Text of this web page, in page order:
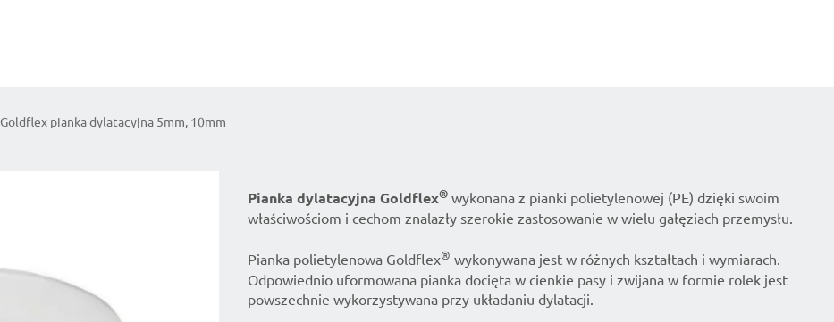
Goldflex pianka dylatacyjna 5mm, 10mm
Pianka dylatacyjna Goldflex® wykonana z pianki polietylenowej (PE) dzięki swoim
właściwościom i cechom znalazły szerokie zastosowanie w wielu gałęziach przemysłu.
Pianka polietylenowa Goldflex® wykonywana jest w różnych kształtach i wymiarach.
Odpowiednio uformowana pianka docięta w cienkie pasy i zwijana w formie rolek jest
powszechnie wykorzystywana przy układaniu dylatacji.